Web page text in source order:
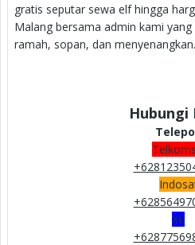
gratis seputar sewa elf hingga
Malang bersama admin kami
ramah, sopan, dan menyenangkan.
Hubungi
XL